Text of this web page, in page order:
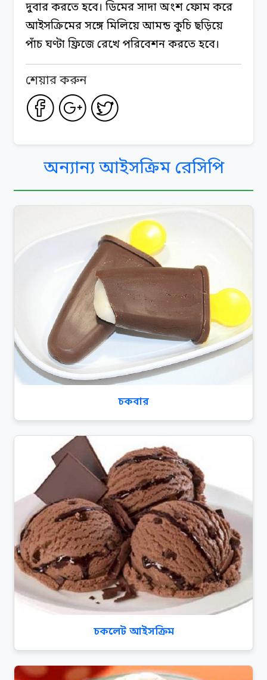
দুবার করতে হবে। ডিমের সাদা অংশ ফোম করে
আইসক্রিমের সঙ্গে মিলিয়ে আমন্ড কুচি ছড়িয়ে
পাঁচ ঘণ্টা ফ্রিজে রেখে পরিবেশন করতে হবে।
শেয়ার করুন
অন্যান্য আইসক্রিম রেসিপি
চকবার
চকলেট আইসক্রিম